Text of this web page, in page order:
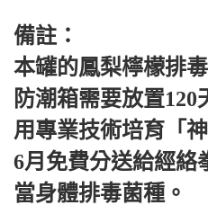
備註：
本罐的鳳梨檸檬排
防潮箱需要放置120
用專業技術培育「
6月免費分送給經絡
當身體排毒菌種。